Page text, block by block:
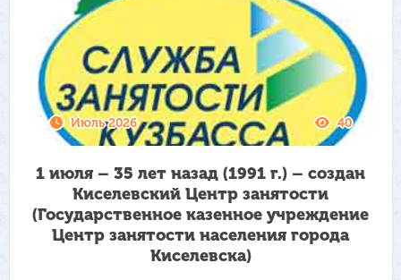
Июль 2026 40
1 июля – 35 лет назад (1991 г.) – создан
Киселевский Центр занятости
(Государственное казенное учреждение
Центр занятости населения города
Киселевска)